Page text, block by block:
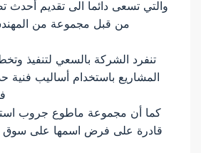
والتي تسعى دائما الى تقديم أحدث
من قبل مجموعة من
تنفرد الشركة بالسعي لتنفيذ
المشاريع باستخدام أساليب فنية
كما أن مجموعة ماطوع جروب
قادرة على فرض اسمها على سوق